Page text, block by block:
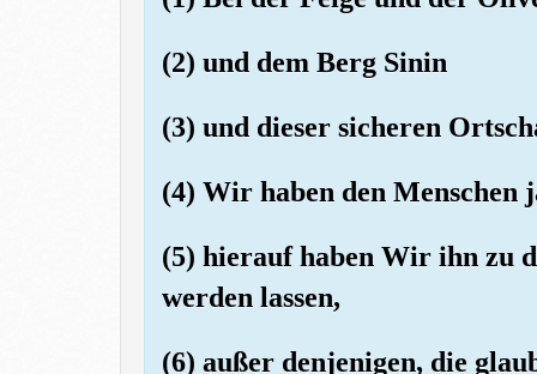
(2) und dem Berg Sinin
(3) und dieser sicheren
(4) Wir haben den Menschen
(5) hierauf haben Wir ihn zu
werden lassen,
(6) außer denjenigen, die